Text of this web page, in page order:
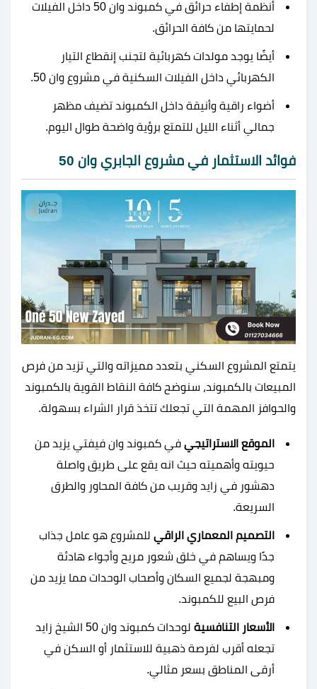
أنظمة إطفاء حرائق في كمبوند وان 50 داخل الفيلات
لحمايتها من كافة الحرائق.
أيضًا يوجد مولدات كهربائية لتجنب إنقطاع التيار
الكهربائي داخل الفيلات السكنية في مشروع وان 50.
أضواء راقية وأنيقة داخل الكمبوند تضيف مظهر
جمالي أثناء الليل للتمتع برؤية واضحة طوال اليوم.
فوائد الاستثمار في مشروع الجابري وان 50
يتمتع المشروع السكني بتعدد مميزاته والتي تزيد من فرص
المبيعات بالكمبوند، سنوضح كافة النقاط القوية بالكمبوند
والحوافز المهمة التي تجعلك تتخذ قرار الشراء بسهولة.
الموقع الاستراتيجي في كمبوند وان فيفتي يزيد من
حيويته وأهميته حيث انه يقع على طريق واصلة
دهشور في زايد وقريب من كافة المحاور والطرق
السريعة.
التصميم المعماري الراقي للمشروع هو عامل جذاب
جدًا ويساهم في خلق شعور مريح وأجواء هادئة
ومبهجة لجميع السكان وأصحاب الوحدات مما يزيد من
فرص البيع للكمبوند.
الأسعار التنافسية
لوحدات كمبوند وان 50 الشيخ زايد
تجعله أقرب لفرصة ذهبية للاستثمار أو السكن في
أرقى المناطق بسعر مثالي.